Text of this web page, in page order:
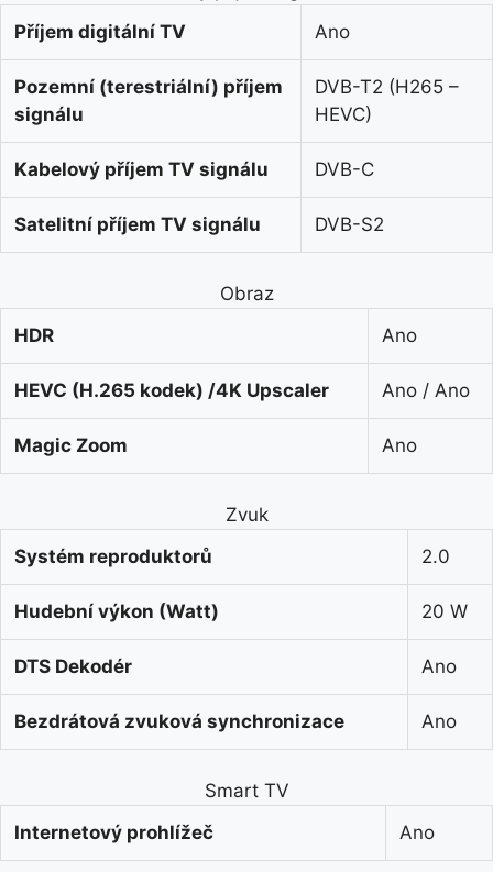
Příjem digitální TV
Ano
Pozemní (terestriální) příjem
signálu
DVB-T2 (H265 –
HEVC)
Kabelový příjem TV signálu DVB-C
Satelitní příjem TV signálu DVB-S2
Obraz
HDR
Ano
HEVC (H.265 kodek) /4K Upscaler Ano / Ano
Magic Zoom Ano
Zvuk
Systém reproduktorů
2.0
Hudební výkon (Watt) 20 W
DTS Dekodér Ano
Bezdrátová zvuková synchronizace Ano
Smart TV
Internetový prohlížeč
Ano